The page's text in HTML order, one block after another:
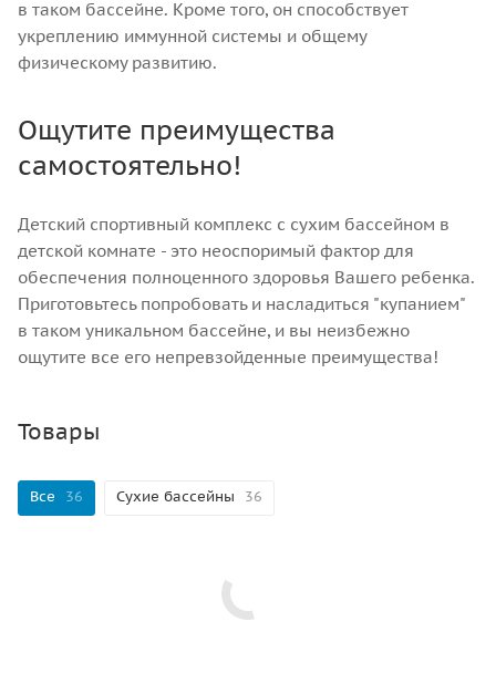
в таком бассейне. Кроме того, он способствует
укреплению иммунной системы и общему
физическому развитию.
Ощутите преимущества
самостоятельно!
Детский спортивный комплекс с сухим бассейном в
детской комнате - это неоспоримый фактор для
обеспечения полноценного здоровья Вашего ребенка.
Приготовьтесь попробовать и насладиться "купанием"
в таком уникальном бассейне, и вы неизбежно
ощутите все его непревзойденные преимущества!
Товары
Все 36 Сухие бассейны 36